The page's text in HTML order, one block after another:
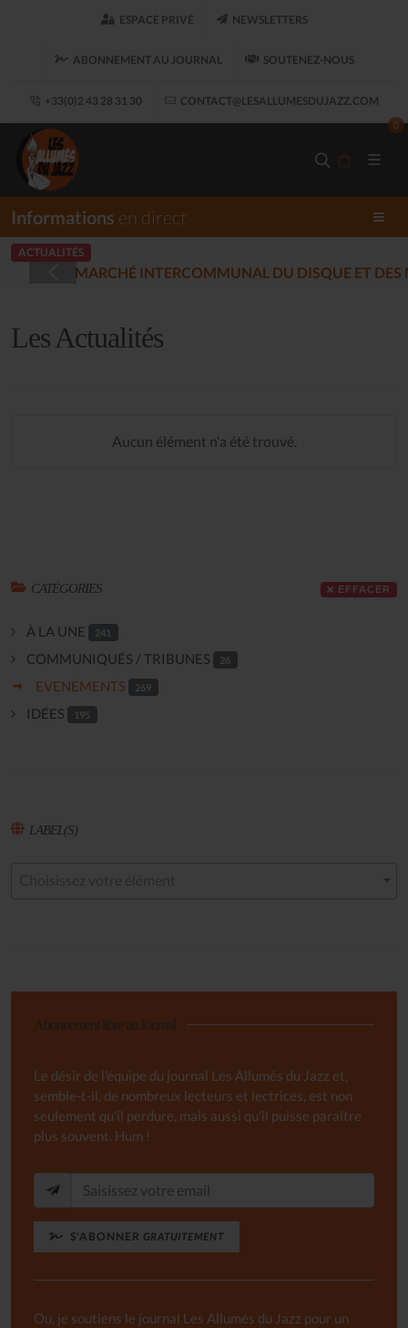
ESPACE PRIVÉ NEWSLETTERS
ABONNEMENT AU JOURNAL SOUTENEZ-NOUS
+33(0)2 43 28 31 30 CONTACT@LESALLUMESDUJAZZ.COM
0
Informations en direct
ACTUALITÉS
LES ALLUMÉS
Les Actualités
Aucun élément n'a été trouvé.
CATÉGORIES EFFACER
À LA UNE 241
COMMUNIQUÉS / TRIBUNES 26
EVENEMENTS 269
IDÉES 195
LABEL(S)
Abonnement libre au Journal
Le désir de l'équipe du journal Les Allumés du Jazz et,
semble-t-il, de nombreux lecteurs et lectrices, est non
seulement qu'il perdure, mais aussi qu'il puisse paraître
plus souvent. Hum !
S'ABONNER GRATUITEMENT
Ou, je soutiens le journal Les Allumés du Jazz pour un